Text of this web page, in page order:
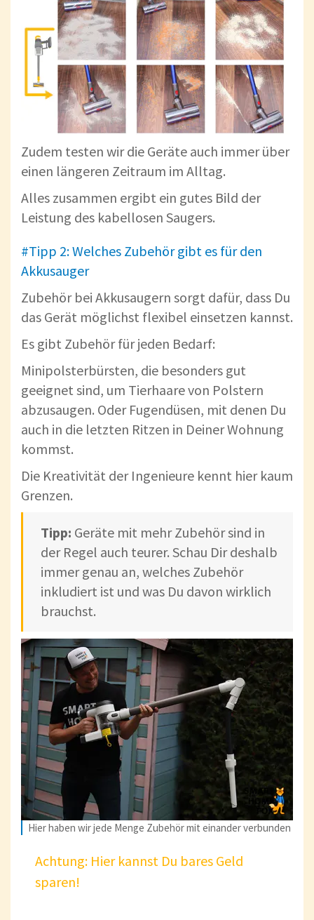
Zudem testen wir die Geräte auch immer über
einen längeren Zeitraum im Alltag.
Alles zusammen ergibt ein gutes Bild der
Leistung des kabellosen Saugers.
#Tipp 2: Welches Zubehör gibt es für den
Akkusauger
Zubehör bei Akkusaugern sorgt dafür, dass Du
das Gerät möglichst flexibel einsetzen kannst.
Es gibt Zubehör für jeden Bedarf:
Minipolsterbürsten, die besonders gut
geeignet sind, um Tierhaare von Polstern
abzusaugen. Oder Fugendüsen, mit denen Du
auch in die letzten Ritzen in Deiner Wohnung
kommst.
Die Kreativität der Ingenieure kennt hier kaum
Grenzen.
Tipp: Geräte mit mehr Zubehör sind in
der Regel auch teurer. Schau Dir deshalb
immer genau an, welches Zubehör
inkludiert ist und was Du davon wirklich
brauchst.
Hier haben wir jede Menge Zubehör mit einander verbunden
Achtung: Hier kannst Du bares Geld
sparen!